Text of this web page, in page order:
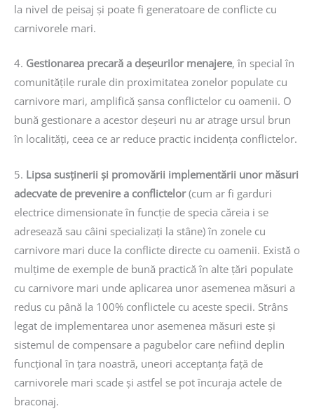
la nivel de peisaj și poate fi generatoare de conflicte cu
carnivorele mari.
4. Gestionarea precară a deșeurilor menajere, în special în
comunitățile rurale din proximitatea zonelor populate cu
carnivore mari, amplifică șansa conflictelor cu oamenii. O
bună gestionare a acestor deșeuri nu ar atrage ursul brun
în localități, ceea ce ar reduce practic incidența conflictelor.
5. Lipsa susținerii și promovării implementării unor măsuri
adecvate de prevenire a conflictelor(cum ar fi garduri
electrice dimensionate în funcție de specia căreia i se
adresează sau câini specializați la stâne) în zonele cu
carnivore mari duce la conflicte directe cu oamenii. Există o
mulțime de exemple de bună practică în alte țări populate
cu carnivore mari unde aplicarea unor asemenea măsuri a
redus cu până la 100% conflictele cu aceste specii. Strâns
legat de implementarea unor asemenea măsuri este și
sistemul de compensare a pagubelor care nefiind deplin
funcțional în țara noastră, uneori acceptanța față de
carnivorele mari scade și astfel se pot încuraja actele de
braconaj.